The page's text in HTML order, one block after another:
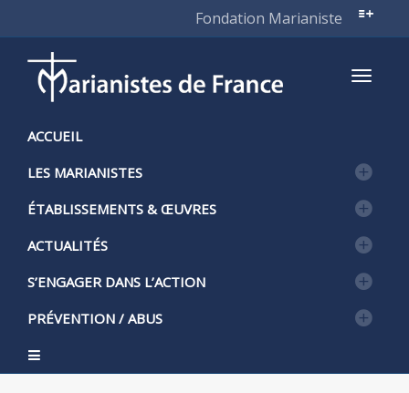
Fondation Marianiste
ACCUEIL
LES MARIANISTES
ÉTABLISSEMENTS & ŒUVRES
ACTUALITÉS
S’ENGAGER DANS L’ACTION
PRÉVENTION / ABUS